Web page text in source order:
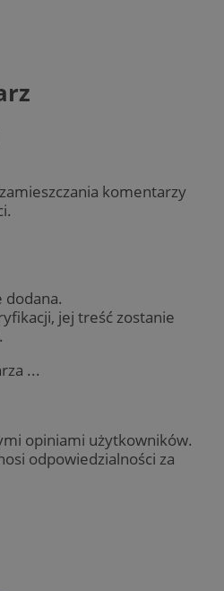
komentarzy
dodana.
jej treść zostanie
...
opiniami użytkowników.
odpowiedzialności za